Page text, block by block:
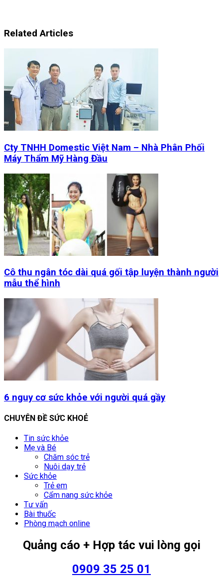
Related Articles
Cty TNHH Domestic Việt Nam – Nhà Phân Phối
Máy Thẩm Mỹ Hàng Đầu
Cô thu ngân tóc dài quá gối tập luyện thành người
mẫu thể hình
6 nguy cơ sức khỏe với người quá gầy
CHUYÊN ĐỀ SỨC KHOẺ
Tin sức khỏe
Mẹ và Bé
Chăm sóc trẻ
Nuôi dạy trẻ
Sức khỏe
Trẻ em
Cẩm nang sức khỏe
Tư vấn
Bài thuốc
Phòng mạch online
Quảng cáo + Hợp tác vui lòng gọi
0909 35 25 01